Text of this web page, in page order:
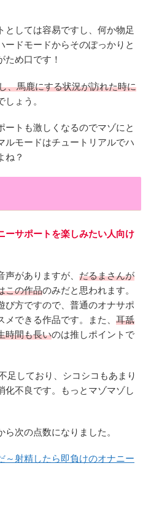
としては容易ですし、何か物足
ードモードからそのぽっかりと
ため口です！
、馬鹿にする状況が訪れた時に
しょう。
ートも激しくなるのでマゾにと
ルモードはチュートリアルでハ
ね？
ーサポートを楽しみたい人向け
がありますが、 だるまさんが
この作品のみだと思われます。
び方ですので、普通のオナサポ
できる作品です。また、 耳舐
時間も長いのは推しポイントで
足しており、シコシコもあまり
化不良です。もっとマゾマゾし
次の点数になりました。
～射精したら即負けのオナニー